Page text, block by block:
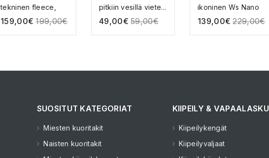
tekninen fleece,
joka ...
159,00€ 199,00€
pitkiin vesillä viete...
49,00€ 59,00€
ikoninen Ws Nano
Puff® Hoody t...
139,00€ 229,00€
SUOSITUT KATEGORIAT
Miesten kuoritakit
Naisten kuoritakit
KIIPEILY & VAPAALASKU
Kiipeilykengät
Kiipeilyvaljaat